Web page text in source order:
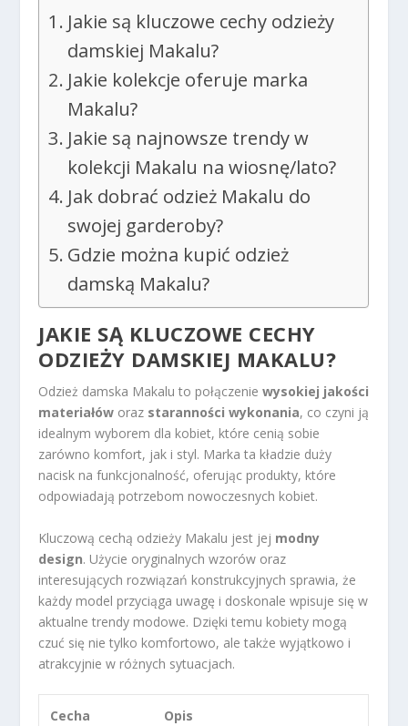
Jakie są kluczowe cechy odzieży
damskiej Makalu?
Jakie kolekcje oferuje marka
Makalu?
Jakie są najnowsze trendy w
kolekcji Makalu na wiosnę/lato?
Jak dobrać odzież Makalu do
swojej garderoby?
Gdzie można kupić odzież
damską Makalu?
JAKIE SĄ KLUCZOWE CECHY
ODZIEŻY DAMSKIEJ MAKALU?
Odzież damska Makalu to połączeniewysokiej jakości
materiałów oraz staranności wykonania, co czyni ją
idealnym wyborem dla kobiet, które cenią sobie
zarówno komfort, jak i styl. Marka ta kładzie duży
nacisk na funkcjonalność, oferując produkty, które
odpowiadają potrzebom nowoczesnych kobiet.
Kluczową cechą odzieży Makalu jest jej modny
design. Użycie oryginalnych wzorów oraz
interesujących rozwiązań konstrukcyjnych sprawia, że
każdy model przyciąga uwagę i doskonale wpisuje się w
aktualne trendy modowe. Dzięki temu kobiety mogą
czuć się nie tylko komfortowo, ale także wyjątkowo i
atrakcyjnie w różnych sytuacjach.
Cecha Opis